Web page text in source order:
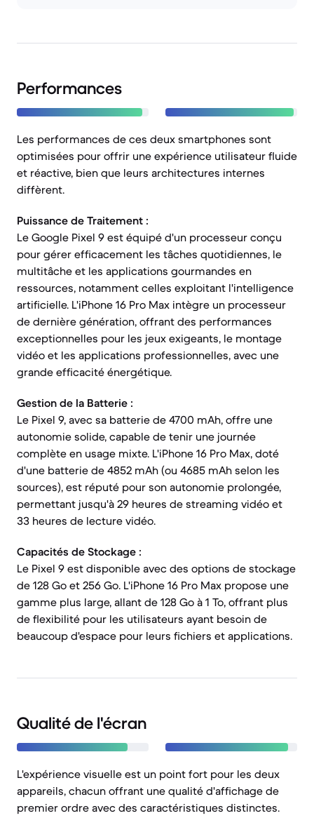
Performances
Les performances de ces deux smartphones sont
optimisées pour offrir une expérience utilisateur fluide
et réactive, bien que leurs architectures internes
diffèrent.
Puissance de Traitement :
Le Google Pixel 9 est équipé d'un processeur conçu
pour gérer efficacement les tâches quotidiennes, le
multitâche et les applications gourmandes en
ressources, notamment celles exploitant l'intelligence
artificielle. L'iPhone 16 Pro Max intègre un processeur
de dernière génération, offrant des performances
exceptionnelles pour les jeux exigeants, le montage
vidéo et les applications professionnelles, avec une
grande efficacité énergétique.
Gestion de la Batterie :
Le Pixel 9, avec sa batterie de 4700 mAh, offre une
autonomie solide, capable de tenir une journée
complète en usage mixte. L'iPhone 16 Pro Max, doté
d'une batterie de 4852 mAh (ou 4685 mAh selon les
sources), est réputé pour son autonomie prolongée,
permettant jusqu'à 29 heures de streaming vidéo et
33 heures de lecture vidéo.
Capacités de Stockage :
Le Pixel 9 est disponible avec des options de stockage
de 128 Go et 256 Go. L'iPhone 16 Pro Max propose une
gamme plus large, allant de 128 Go à 1 To, offrant plus
de flexibilité pour les utilisateurs ayant besoin de
beaucoup d'espace pour leurs fichiers et applications.
Qualité de l'écran
L'expérience visuelle est un point fort pour les deux
appareils, chacun offrant une qualité d'affichage de
premier ordre avec des caractéristiques distinctes.